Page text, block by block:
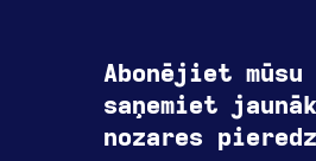
Abonējiet
saņemiet
nozares